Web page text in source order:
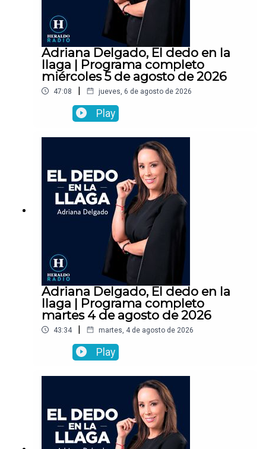
Adriana Delgado, El dedo en la
llaga | Programa completo
miércoles 5 de agosto de 2026
47:08 | jueves, 6 de agosto de 2026
Play
Adriana Delgado, El dedo en la
llaga | Programa completo
martes 4 de agosto de 2026
43:34 | martes, 4 de agosto de 2026
Play